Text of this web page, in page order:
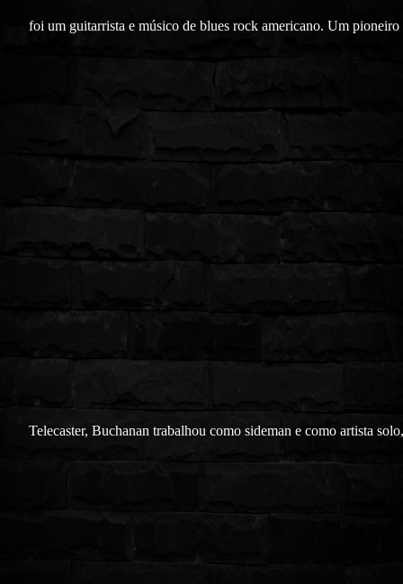
foi um guitarrista e músico de blues rock americano. Um pioneiro
Telecaster, Buchanan trabalhou como sideman e como artista